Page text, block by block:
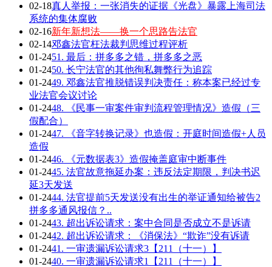
02-18真人举报：一张消失的证据《光盘》暴露上海司法
系统的集体腐败
02-16新年新想法——换一个思路告法官
02-14邓鑫法官枉法裁判思维过程评析
01-2451. 最后：拼多多之错，拼多多之恶
01-2450. 长宁法官的其他徇私舞弊行为追踪
01-2449. 邓鑫法官推脱错误判决责任：称本案已经过专
业法官会议讨论
01-2448. 《民事一审案件审判流程管理情况》造假（三
假配合）
01-2447. 《音字转换记录》也造假：开庭时间造假+人员
造假
01-2446. 《元数据表3》造假掩盖庭审中断事件
01-2445. 法官故意拖延办案：违反法定期限，判决书迟
延3天发送
01-2444. 法官提前5天发送没有出生的举证通知给被告2
拼多多通风报信？..
01-2443. 超出诉讼请求：案中合同是否成立不是诉请
01-2442. 超出诉讼请求：《消保法》“欺诈”没有诉请
01-2441. 一审遗漏诉讼请求3【211（十一）】
01-2440. 一审遗漏诉讼请求1【211（十一）】